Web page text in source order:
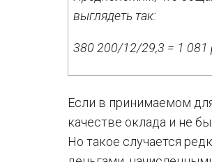
выглядеть так:
380 200/12/29,3 = 1 081
Если в принимаемом
качестве оклада и не
Но такое случается